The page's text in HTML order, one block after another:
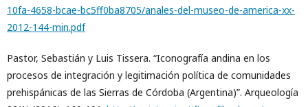
10fa-4658-bcae-bc5ff0ba8705/anales-del-museo-de-america-xx-
2012-144-min.pdf
Pastor, Sebastián y Luis Tissera. “Iconografía andina en los
procesos de integración y legitimación política de comunidades
prehispánicas de las Sierras de Córdoba (Argentina)”. Arqueología